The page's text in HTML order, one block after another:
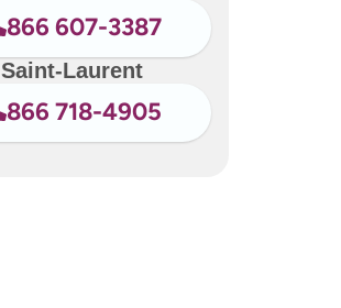
866 607-3387
Saint-Laurent
866 718-4905